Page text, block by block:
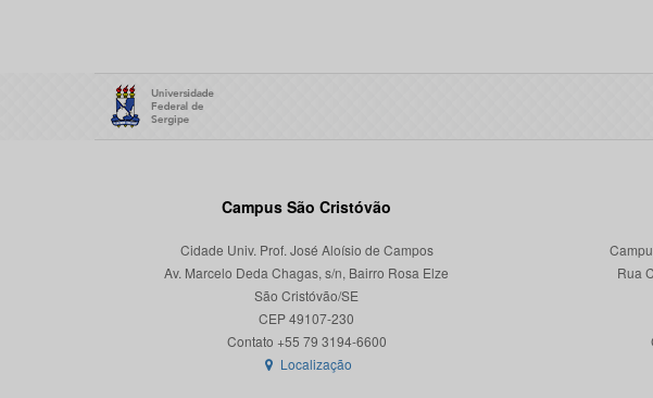
Campus São Cristóvão
Cidade Univ. Prof. José Aloísio de Campos
Av. Marcelo Deda Chagas, s/n, Bairro Rosa Elze
São Cristóvão/SE
CEP 49107-230
Localização
Rua